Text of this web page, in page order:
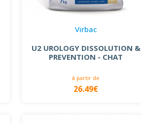
Virbac
U2 UROLOGY DISSOLUTION &
PREVENTION - CHAT
à partir de
26.49€